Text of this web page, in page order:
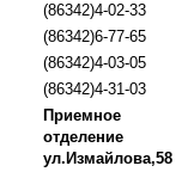
(86342)4-02-33
(86342)6-77-65
(86342)4-03-05
(86342)4-31-03
Приемное
отделение
ул.Измайлова,58